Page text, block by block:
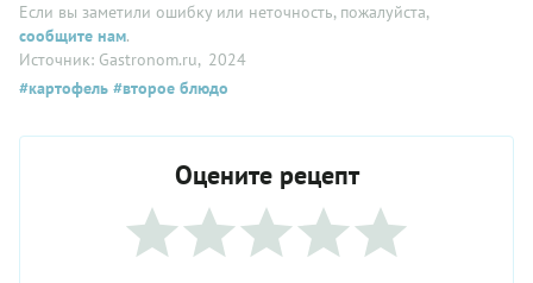
Если вы заметили ошибку или неточность, пожалуйста,
сообщите нам.
Источник: Gastronom.ru, 2024
#картофель #второе блюдо
Оцените рецепт